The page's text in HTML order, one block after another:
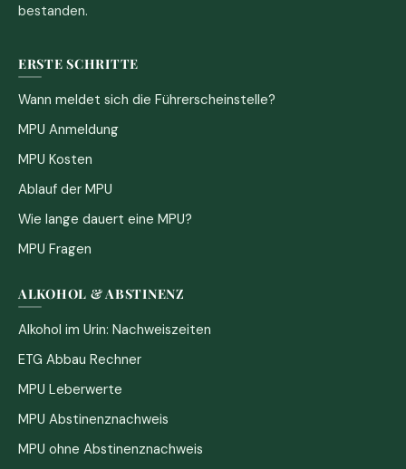
bestanden.
ERSTE SCHRITTE
Wann meldet sich die Führerscheinstelle?
MPU Anmeldung
MPU Kosten
Ablauf der MPU
Wie lange dauert eine MPU?
MPU Fragen
ALKOHOL & ABSTINENZ
Alkohol im Urin: Nachweiszeiten
ETG Abbau Rechner
MPU Leberwerte
MPU Abstinenznachweis
MPU ohne Abstinenznachweis